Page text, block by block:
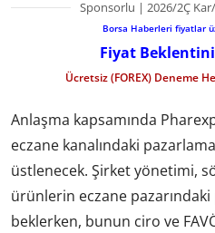
Sponsorlu | 2026/2Ç
Borsa Haberleri fiyatlar
Fiyat
Ücretsiz (FOREX) Deneme
Anlaşma kapsamında
eczane kanalındaki
üstlenecek. Şirket yönetimi,
ürünlerin eczane pazarındaki
beklerken, bunun ciro ve